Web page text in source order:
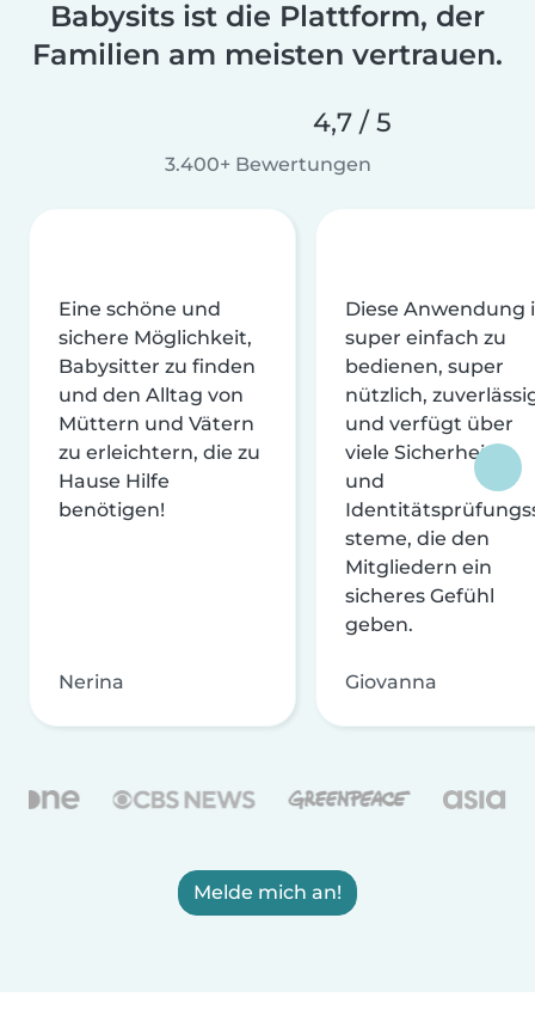
Babysits ist die Plattform, der
Familien am meisten vertrauen.
4,7 / 5
3.400+ Bewertungen
Eine schöne und
sichere Möglichkeit,
Babysitter zu finden
und den Alltag von
Müttern und Vätern
zu erleichtern, die zu
Hause Hilfe
benötigen!
Nerina
Diese Anwendung
super einfach zu
bedienen, super
nützlich,
und verfügt über
viele Sicherheits-
und
steme, die den
Mitgliedern ein
sicheres Gefühl
geben.
Giovanna
Melde mich an!